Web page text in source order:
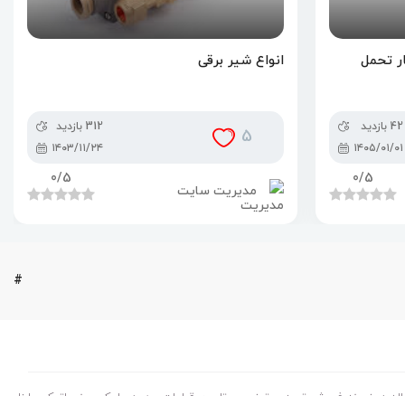
تحمل
42 بازدید
۱۴۰۵/۰۱/۰۱
0/5
انواع شیر برقی
5
312 بازدید
۱۴۰۳/۱۱/۲۴
مدیریت سایت
0/5
#